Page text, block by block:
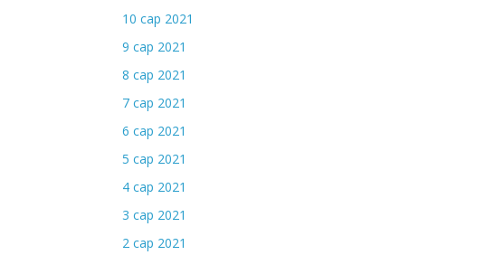
10 сар 2021
9 сар 2021
8 сар 2021
7 сар 2021
6 сар 2021
5 сар 2021
4 сар 2021
3 сар 2021
2 сар 2021